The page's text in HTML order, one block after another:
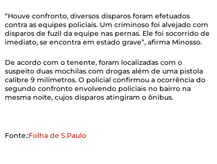
“Houve confronto, diversos disparos foram efetuados
contra as equipes policiais. Um criminoso foi alvejado com
disparos de fuzil da equipe nas pernas. Ele foi socorrido de
imediato, se encontra em estado grave”, afirma Minosso.
De acordo com o tenente, foram localizadas com o
suspeito duas mochilas com drogas além de uma pistola
calibre 9 milímetros. O policial confirmou a ocorrência do
segundo confronto envolvendo policiais no bairro na
mesma noite, cujos disparos atingiram o ônibus.
Fonte.:Folha de S.Paulo